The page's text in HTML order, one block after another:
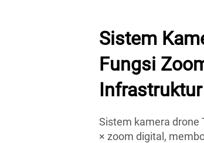
Sistem
Fungsi
Infrastruktur
Sistem kamera drone
× zoom digital,